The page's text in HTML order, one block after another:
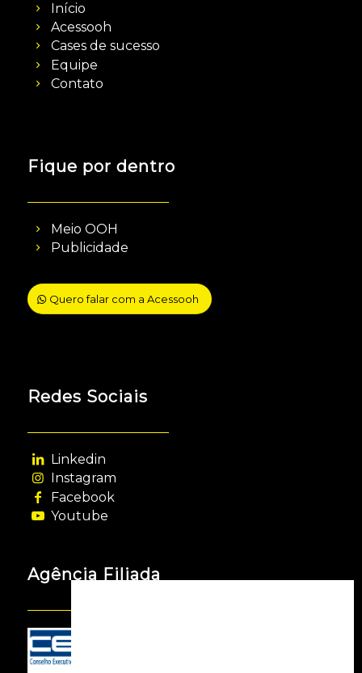
Início
Acessooh
Cases de sucesso
Equipe
Contato
Fique por dentro
Meio OOH
Publicidade
Quero falar com a Acessooh
Redes Sociais
Linkedin
Instagram
Facebook
Youtube
Agência Filiada